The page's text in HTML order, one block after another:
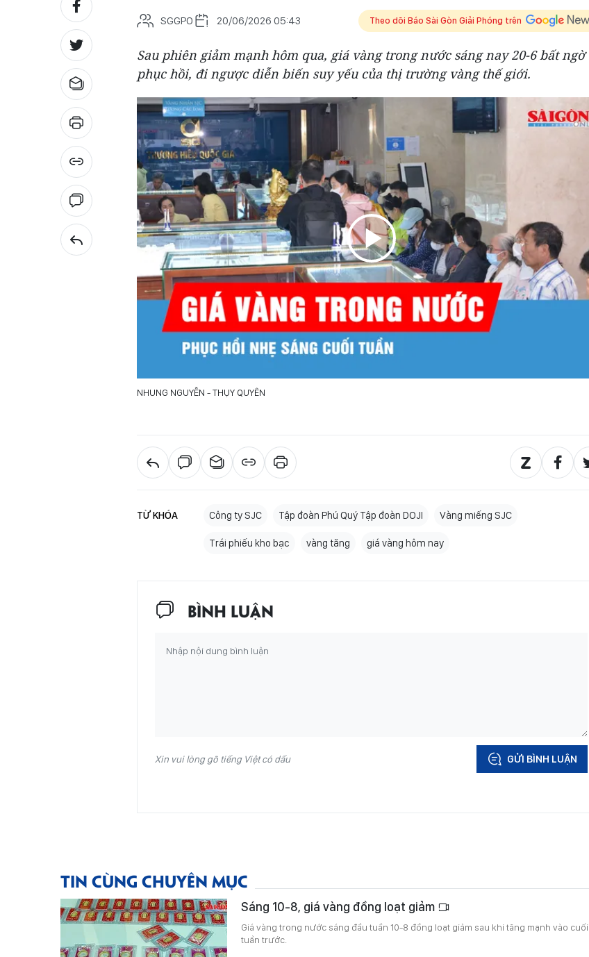
SGGPO 20/06/2026 05:43 Theo dõi Báo Sài Gòn Giải Phóng trên
Sau phiên giảm mạnh hôm qua, giá vàng trong nước sáng nay 20-6 bất ngờ
phục hồi, đi ngược diễn biến suy yếu của thị trường vàng thế giới.
NHUNG NGUYỄN - THỤY QUYÊN
TỪ KHÓA Công ty SJC Tập đoàn Phú Quý Tập đoàn DOJI Vàng miếng SJC
Trái phiếu kho bạc vàng tăng giá vàng hôm nay
BÌNH LUẬN
Xin vui lòng gõ tiếng Việt có dấu GỬI BÌNH LUẬN
TIN CÙNG CHUYÊN MỤC
Sáng 10-8, giá vàng đồng loạt giảm
Giá vàng trong nước sáng đầu tuần 10-8 đồng loạt giảm sau khi tăng mạnh vào cuối
tuần trước.